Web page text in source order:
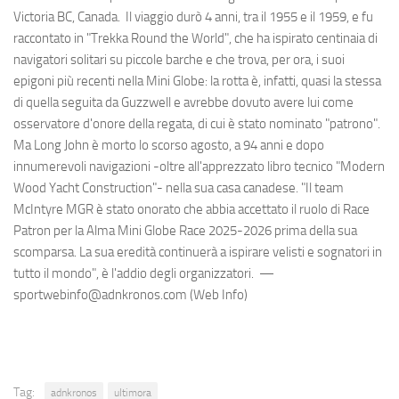
Victoria BC, Canada. Il viaggio durò 4 anni, tra il 1955 e il 1959, e fu
raccontato in "Trekka Round the World", che ha ispirato centinaia di
navigatori solitari su piccole barche e che trova, per ora, i suoi
epigoni più recenti nella Mini Globe: la rotta è, infatti, quasi la stessa
di quella seguita da Guzzwell e avrebbe dovuto avere lui come
osservatore d'onore della regata, di cui è stato nominato "patrono".
Ma Long John è morto lo scorso agosto, a 94 anni e dopo
innumerevoli navigazioni -oltre all'apprezzato libro tecnico "Modern
Wood Yacht Construction"- nella sua casa canadese. "Il team
McIntyre MGR è stato onorato che abbia accettato il ruolo di Race
Patron per la Alma Mini Globe Race 2025-2026 prima della sua
scomparsa. La sua eredità continuerà a ispirare velisti e sognatori in
tutto il mondo", è l'addio degli organizzatori. —
sportwebinfo@adnkronos.com (Web Info)
Tag: adnkronos ultimora